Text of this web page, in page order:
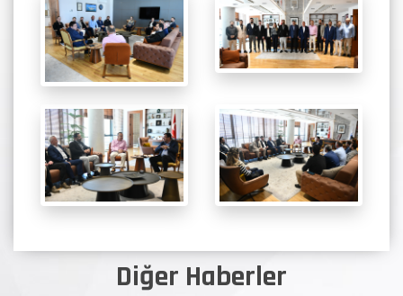
Diğer Haberler